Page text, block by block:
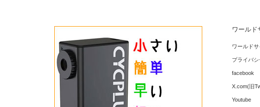
*重箱の隅をつつくような改良を続けて
います。R250の縦型輪行袋
いろいろ試そう、8の字走行の練習方
法。
ワールド
ワールド
プライバ
facebook
X.com(旧
Youtube